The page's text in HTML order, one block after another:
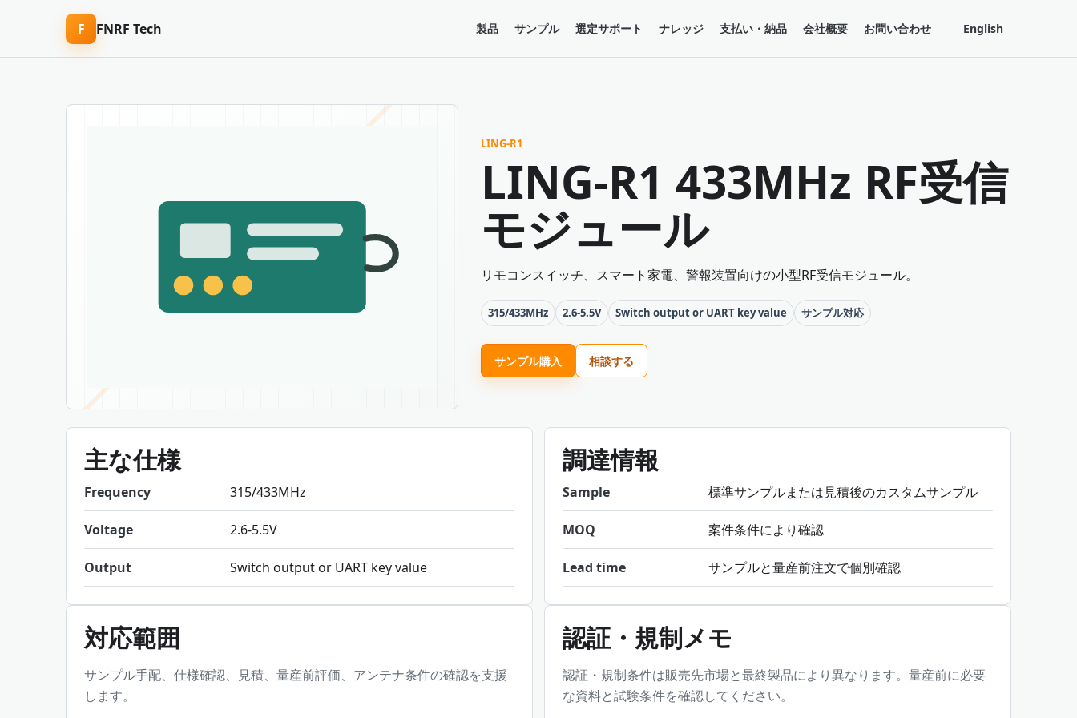
F FNRF Tech 製品 サンプル 選定サポート ナレッジ 支払い・納品 会社概要 お問い合わせ English
LING-R1
LING-R1 433MHz RF受信
モジュール
リモコンスイッチ、スマート家電、警報装置向けの小型RF受信モジュール。
315/433MHz 2.6-5.5V Switch output or UART key value サンプル対応
サンプル購入 相談する
主な仕様
Frequency 315/433MHz
Voltage 2.6-5.5V
Output Switch output or UART key value
調達情報
Sample 標準サンプルまたは見積後のカスタムサンプル
MOQ 案件条件により確認
Lead time サンプルと量産前注文で個別確認
対応範囲
サンプル手配、仕様確認、見積、量産前評価、アンテナ条件の確認を支援
します。
認証・規制メモ
認証・規制条件は販売先市場と最終製品により異なります。量産前に必要
な資料と試験条件を確認してください。